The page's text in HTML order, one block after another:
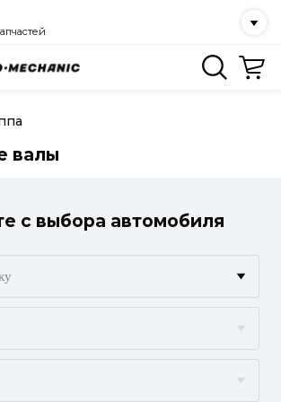
валы
с выбора автомобиля